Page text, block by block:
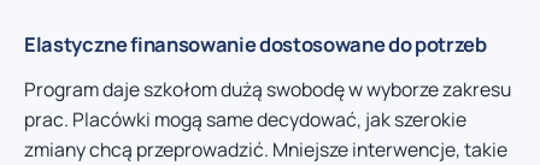
Elastyczne finansowanie dostosowane do potrzeb
Program daje szkołom dużą swobodę w wyborze zakresu
prac. Placówki mogą same decydować, jak szerokie
zmiany chcą przeprowadzić. Mniejsze interwencje, takie